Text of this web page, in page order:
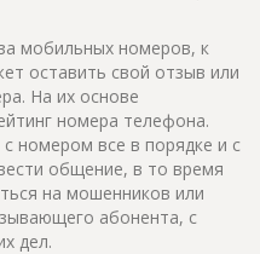
мобильных номеров, к
оставить свой отзыв или
На их основе
номера телефона.
номером все в порядке и с
общение, в то время
на мошенников или
абонента, с
дел.